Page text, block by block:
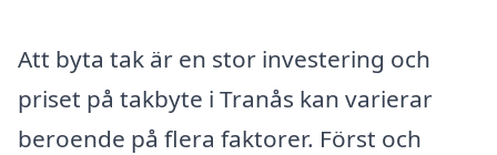
Att byta tak är en stor investering och
priset på takbyte i Tranås kan varierar
beroende på flera faktorer. Först och